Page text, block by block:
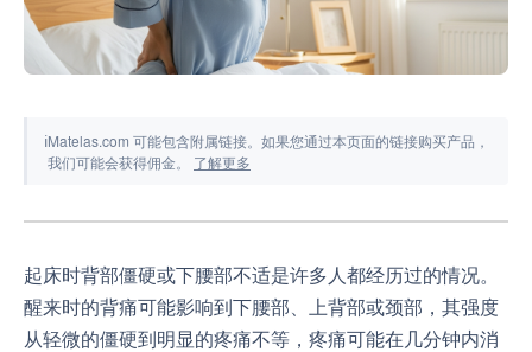
ℹMatelas.com 可能包含附属链接。如果您通过本页面的链接购买产品，
我们可能会获得佣金。 了解更多
起床时背部僵硬或下腰部不适是许多人都经历过的情况。
醒来时的背痛可能影响到下腰部、上背部或颈部，其强度
从轻微的僵硬到明显的疼痛不等，疼痛可能在几分钟内消